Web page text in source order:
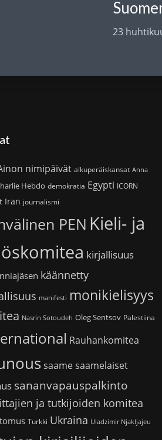
23
nimipäivät alkuperäiskansat Anna
Hebdo demokratia Egypti ICORN
Iran journalismi
PEN Kieli- ja
kirjallisuus
käännetty
manifesti monikielisyys
Nasrin Sotoudeh Oleg Sentsov Palestiina
Rauhankomitea
saamesaamelaiset
sananvapauspalkinto
ja tutkijoiden komitea
Turkki Ukraina Uladzimir Njakljajeu